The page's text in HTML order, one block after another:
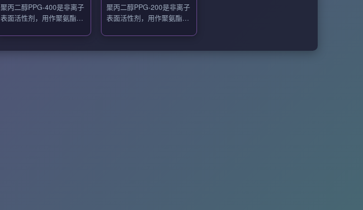
聚丙二醇PPG-400是非离子
表面活性剂，用作聚氨酯泡
织行业。
聚丙二醇PPG-200是非离子
表面活性剂，用作聚氨酯泡